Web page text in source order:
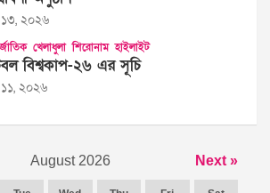
২০২৬
খেলাধুলা শিরোনাম হাইলাইট
বিশ্বকাপ-২৬ এর সূচি
২০২৬
August 2026 Next »